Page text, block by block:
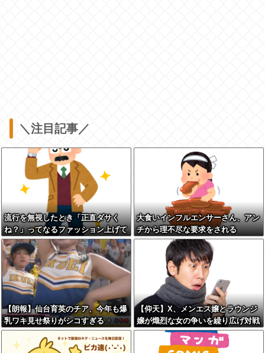
＼注目記事／
流行を無視したとき「正直ダサく
ね？」ってなるファッション上げて
け
大食いインフルエンサーさん、アン
チから理不尽な要求をされる
【朗報】仙台育英のチア、今年も爆
乳ワキ見せ祭りがシコすぎる
【仰天】X、メンエス嬢とラウンジ
嬢が熾烈な女の争いを繰り広げ対戦
型になってしまうw w w w w w w